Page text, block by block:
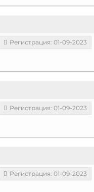
Регистрация: 01-09-2023
Регистрация: 01-09-2023
Регистрация: 01-09-2023